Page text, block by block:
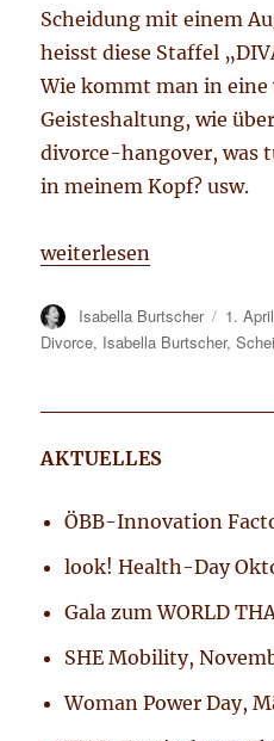
Scheidung mit einem
heisst diese Staffel
Wie kommt man in eine
Geisteshaltung, wie
divorce-hangover, was
in meinem Kopf? usw.
„DIVA DIVORCE – 12-
weiterlesen
Autor
Isabella Burtscher
am
1.
Divorce, Isabella Burtscher,
AKTUELLES
ÖBB-Innovation
look! Health-Day
Gala zum WORLD
SHE Mobility,
Woman Power Day,